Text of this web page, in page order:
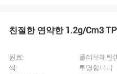
친절한 연약한 1.2g/Cm3
원료:
폴리우레탄
색:
투명합니다